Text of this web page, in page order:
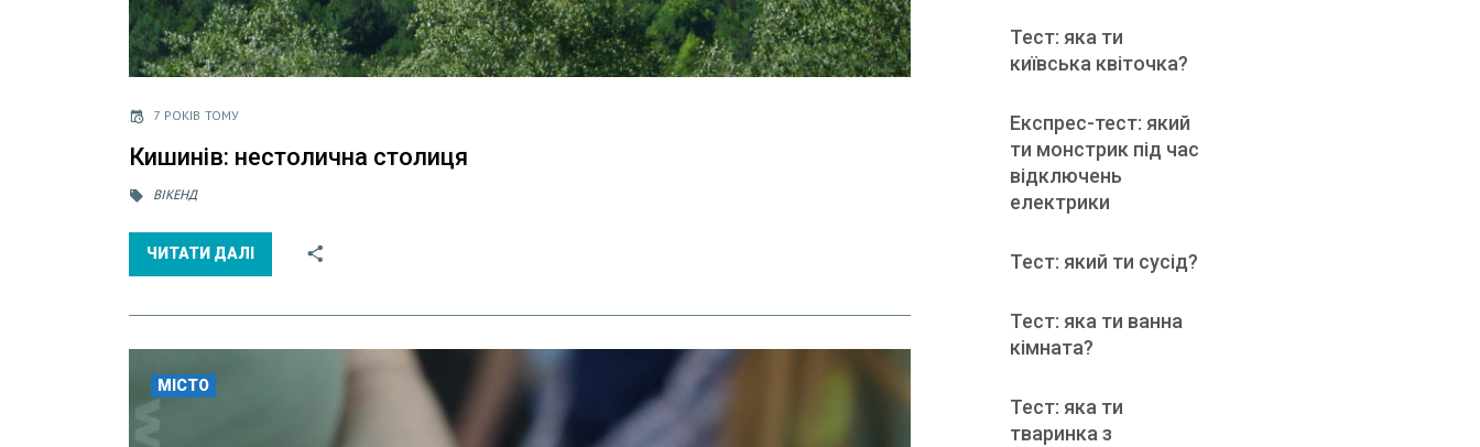
7 РОКІВ ТОМУ
Кишинів: нестолична столиця
ВІКЕНД
ЧИТАТИ ДАЛІ
МІСТО
Тест: яка ти
київська квіточка?
Експрес-тест: який
ти монстрик під час
відключень
електрики
Тест: який ти сусід?
Тест: яка ти ванна
кімната?
Тест: яка ти
тваринка з